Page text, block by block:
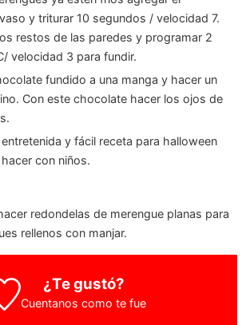
y triturar 10 segundos / velocidad 7.
restos de las paredes y programar 2
velocidad 3 para fundir.
fundido a una manga y hacer un
Con este chocolate hacer los ojos de
y fácil receta para halloween
con niños.
redondelas de merengue planas para
rellenos con manjar.
¿Te gustó?
Cuentanos como te fue